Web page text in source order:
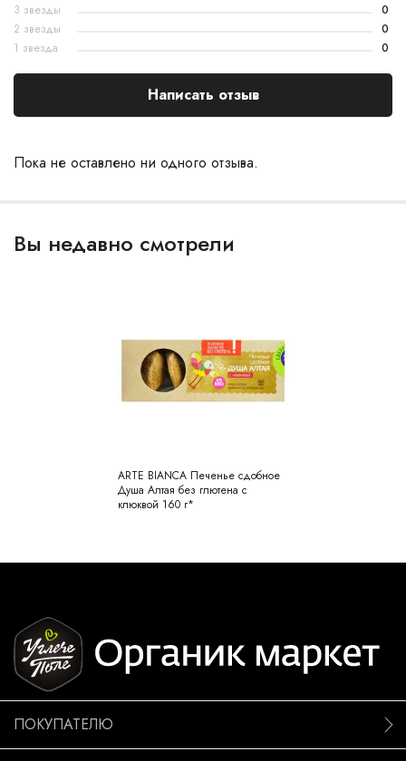
Пока не оставлено ни одного отзыва.
3 звезды
0
2 звезды
0
1 звезда
0
Написать отзыв
Вы недавно смотрели
ARTE BIANCA Печенье сдобное
Душа Алтая без глютена с
клюквой 160 г*
ПОКУПАТЕЛЮ